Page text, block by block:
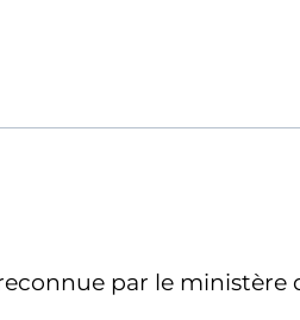
par le